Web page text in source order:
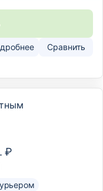
Сравнить
₽